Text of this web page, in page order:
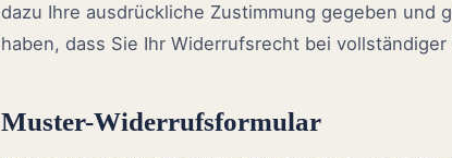
dazu Ihre ausdrückliche Zustimmung gegeben und
haben, dass Sie Ihr Widerrufsrecht bei
Muster-Widerrufsformular